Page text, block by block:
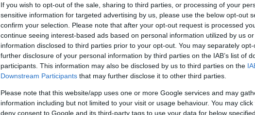
If you wish to opt-out of the sale, sharing to third parties, or processing of your
sensitive information for targeted advertising by us, please use the below opt-out
confirm your selection. Please note that after your opt-out request is processed
continue seeing interest-based ads based on personal information utilized by us
information disclosed to third parties prior to your opt-out. You may separately
further disclosure of your personal information by third parties on the IAB’s list of
participants. This information may also be disclosed by us to third parties on the
Downstream Participants that may further disclose it to other third parties.
Please note that this website/app uses one or more Google services and may
information including but not limited to your visit or usage behaviour. You may
deny consent to Google and its third-party tags to use your data for below